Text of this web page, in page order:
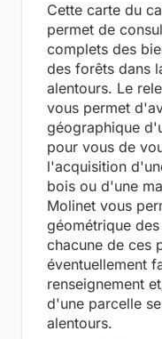
Cette carte du
permet de
complets des
des forêts dans
alentours. Le
vous permet
géographique
pour vous de
l'acquisition
bois ou d'une
Molinet vous
géométrique
chacune de ces
éventuellement
renseignement
d'une parcelle
alentours.